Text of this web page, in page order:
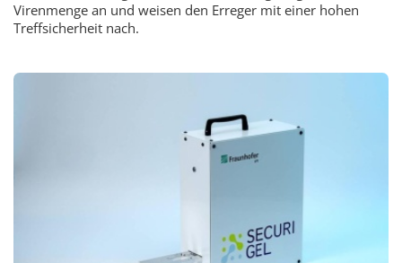
Virenmenge an und weisen den Erreger mit einer hohen
Treffsicherheit nach.